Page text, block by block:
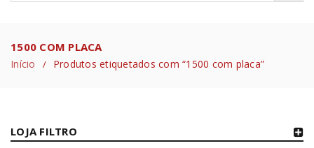
1500 COM PLACA
Início / Produtos etiquetados com “1500 com placa”
LOJA FILTRO